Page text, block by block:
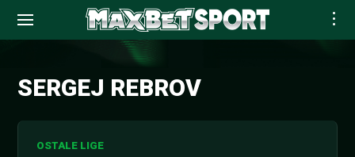
contentSERGEJ REBROV
OSTALE LIGE